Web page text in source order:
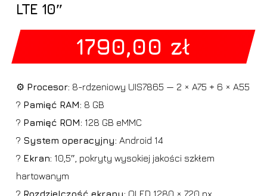
LTE 10″
1790,00 zł
⚙️ Procesor: 8-rdzeniowy UIS7865 — 2 × A75 + 6 × A55
? Pamięć RAM: 8 GB
? Pamięć ROM: 128 GB eMMC
? System operacyjny: Android 14
? Ekran: 10,5″, pokryty wysokiej jakości szkłem
hartowanym
?️ Rozdzielczość ekranu: QLED 1280 × 720 px